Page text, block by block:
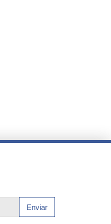
Enviar